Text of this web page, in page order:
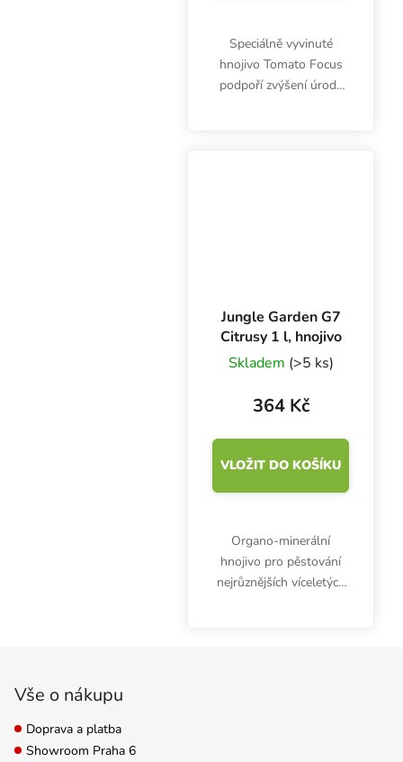
Speciálně vyvinuté
hnojivo Tomato Focus
podpoří zvýšení úrody
Jungle Garden G7
Citrusy 1 l, hnojivo
Skladem (>5 ks)
364 Kč
VLOŽIT DO KOŠÍKU
Organo-minerální
hnojivo pro pěstování
nejrůznějších víceletých
Vše o nákupu
Doprava a platba
Showroom Praha 6